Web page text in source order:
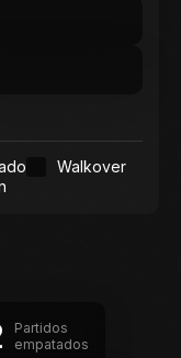
Walkover
Partidos
empatados